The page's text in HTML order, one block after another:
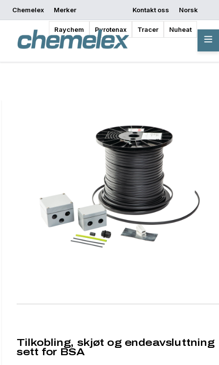
Chemelex Merker
Raychem Pyrotenax Tracer Nuheat
Kontakt oss
Norsk
Be om et tilbud
Hvor kan jeg kjøpe Begynn å designe
Oversikt
Tilkobling, skjøt og endeavsluttning
sett for BSA